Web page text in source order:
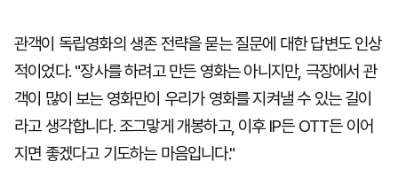
관객이 독립영화의 생존 전략을 묻는 질문에 대한 답변도 인상
적이었다. "장사를 하려고 만든 영화는 아니지만, 극장에서 관
객이 많이 보는 영화만이 우리가 영화를 지켜낼 수 있는 길이
라고 생각합니다. 조그맣게 개봉하고, 이후 IP든 OTT든 이어
지면 좋겠다고 기도하는 마음입니다."